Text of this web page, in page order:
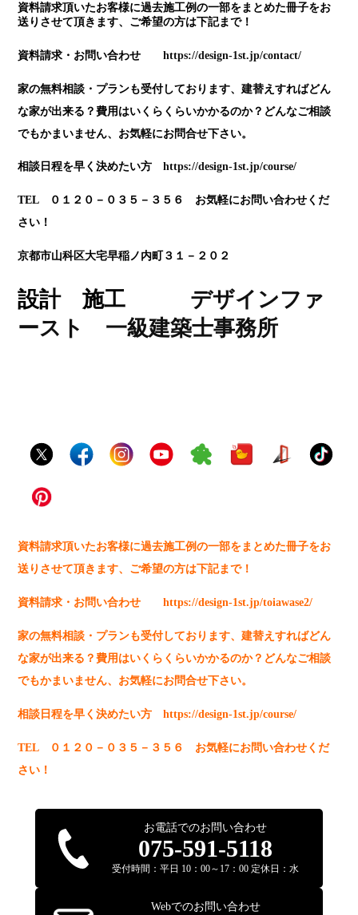
資料請求頂いたお客様に過去施工例の一部をまとめた冊子をお
送りさせて頂きます、ご希望の方は下記まで！
資料請求・お問い合わせhttps://design-1st.jp/contact/
家の無料相談・プランも受付しております、建替えすればどん
な家が出来る？費用はいくらくらいかかるのか？どんなご相談
でもかまいません、お気軽にお問合せ下さい。
相談日程を早く決めたい方https://design-1st.jp/course/
TEL ０１２０－０３５－３５６ お気軽にお問い合わせくだ
さい！
京都市山科区大宅早稲ノ内町３１－２０２
設計 施工 デザインファ
ースト 一級建築士事務所
資料請求頂いたお客様に過去施工例の一部をまとめた冊子をお
送りさせて頂きます、ご希望の方は下記まで！
資料請求・お問い合わせhttps://design-1st.jp/toiawase2/
家の無料相談・プランも受付しております、建替えすればどん
な家が出来る？費用はいくらくらいかかるのか？どんなご相談
でもかまいません、お気軽にお問合せ下さい。
相談日程を早く決めたい方https://design-1st.jp/course/
TEL ０１２０－０３５－３５６ お気軽にお問い合わせくだ
さい！
お電話でのお問い合わせ
075-591-5118
受付時間：平日 10：00～17：00 定休日：水
Webでのお問い合わせ